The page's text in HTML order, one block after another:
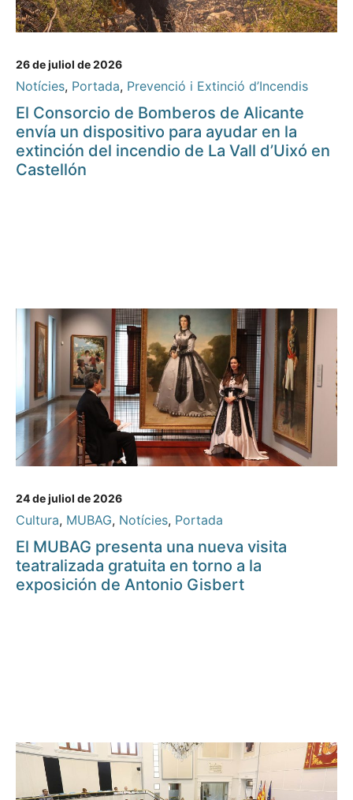
26 de juliol de 2026
Notícies, Portada, Prevenció i Extinció d’Incendis
El Consorcio de Bomberos de Alicante
envía un dispositivo para ayudar en la
extinción del incendio de La Vall d’Uixó en
Castellón
24 de juliol de 2026
Cultura, MUBAG, Notícies, Portada
El MUBAG presenta una nueva visita
teatralizada gratuita en torno a la
exposición de Antonio Gisbert